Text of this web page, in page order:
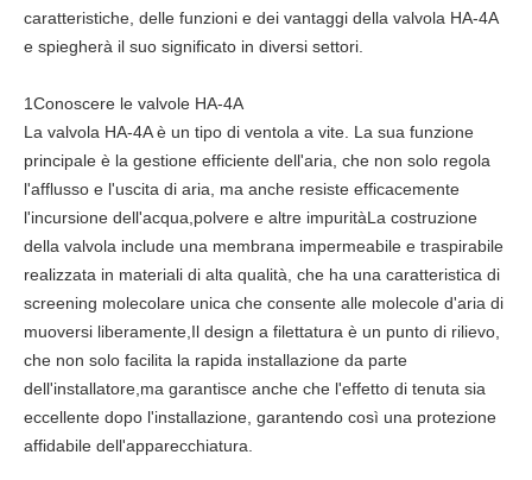
caratteristiche, delle funzioni e dei vantaggi della valvola HA-4A
e spiegherà il suo significato in diversi settori.
1Conoscere le valvole HA-4A
La valvola HA-4A è un tipo di ventola a vite. La sua funzione
principale è la gestione efficiente dell'aria, che non solo regola
l'afflusso e l'uscita di aria, ma anche resiste efficacemente
l'incursione dell'acqua,polvere e altre impuritàLa costruzione
della valvola include una membrana impermeabile e traspirabile
realizzata in materiali di alta qualità, che ha una caratteristica di
screening molecolare unica che consente alle molecole d'aria di
muoversi liberamente,Il design a filettatura è un punto di rilievo,
che non solo facilita la rapida installazione da parte
dell'installatore,ma garantisce anche che l'effetto di tenuta sia
eccellente dopo l'installazione, garantendo così una protezione
affidabile dell'apparecchiatura.